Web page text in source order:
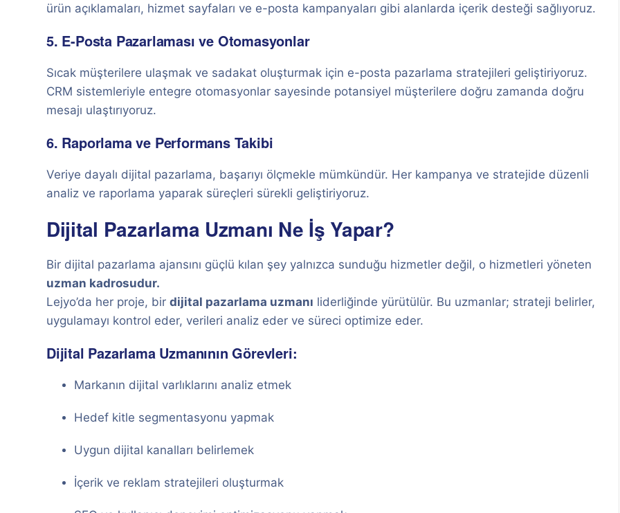
ürün açıklamaları, hizmet sayfaları ve e-posta kampanyaları gibi alanlarda içerik desteği sağlıyoruz.
5. E-Posta Pazarlaması ve Otomasyonlar
Sıcak müşterilere ulaşmak ve sadakat oluşturmak için e-posta pazarlama stratejileri geliştiriyoruz.
CRM sistemleriyle entegre otomasyonlar sayesinde potansiyel müşterilere doğru zamanda doğru
mesajı ulaştırıyoruz.
6. Raporlama ve Performans Takibi
Veriye dayalı dijital pazarlama, başarıyı ölçmekle mümkündür. Her kampanya ve stratejide düzenli
analiz ve raporlama yaparak süreçleri sürekli geliştiriyoruz.
Dijital Pazarlama Uzmanı Ne İş Yapar?
Bir dijital pazarlama ajansını güçlü kılan şey yalnızca sunduğu hizmetler değil, o hizmetleri yöneten
uzman kadrosudur.
Lejyo’da her proje, bir dijital pazarlama uzmanı liderliğinde yürütülür. Bu uzmanlar; strateji belirler,
uygulamayı kontrol eder, verileri analiz eder ve süreci optimize eder.
Dijital Pazarlama Uzmanının Görevleri:
Markanın dijital varlıklarını analiz etmek
Hedef kitle segmentasyonu yapmak
Uygun dijital kanalları belirlemek
İçerik ve reklam stratejileri oluşturmak